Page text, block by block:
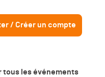
/ Créer un compte
tous les événements